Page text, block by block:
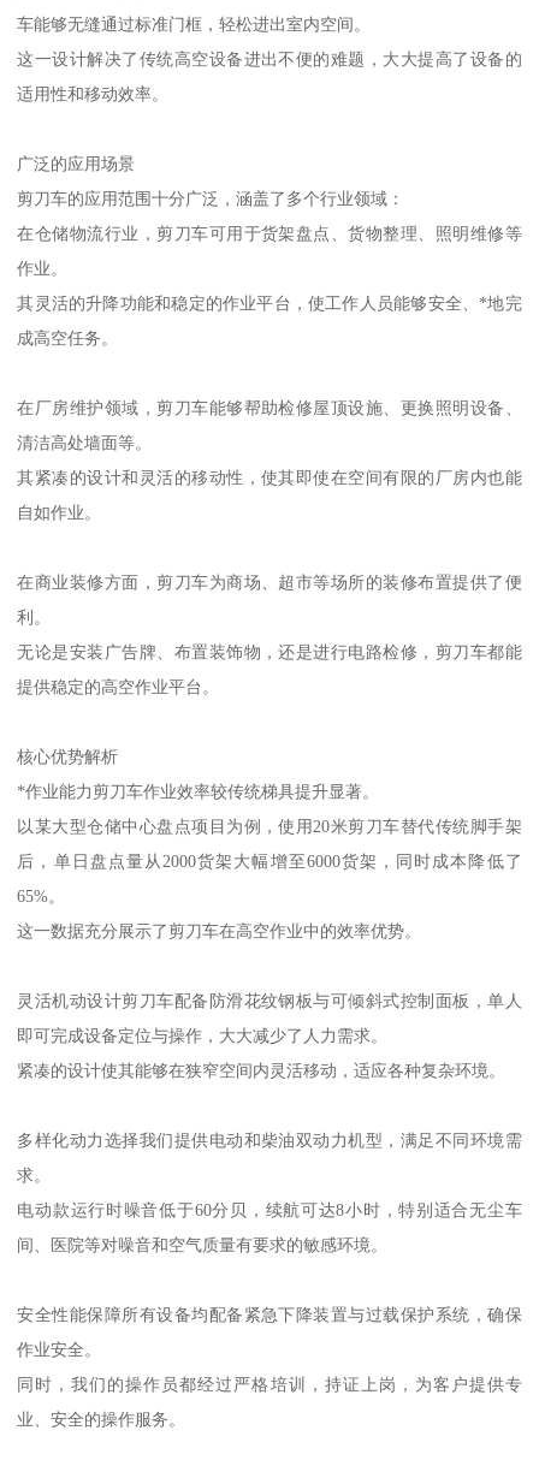
车能够无缝通过标准门框，轻松进出室内空间。
这一设计解决了传统高空设备进出不便的难题，大大提高了设备的
适用性和移动效率。
广泛的应用场景
剪刀车的应用范围十分广泛，涵盖了多个行业领域：
在仓储物流行业，剪刀车可用于货架盘点、货物整理、照明维修等
作业。
其灵活的升降功能和稳定的作业平台，使工作人员能够安全、*地完
成高空任务。
在厂房维护领域，剪刀车能够帮助检修屋顶设施、更换照明设备、
清洁高处墙面等。
其紧凑的设计和灵活的移动性，使其即使在空间有限的厂房内也能
自如作业。
在商业装修方面，剪刀车为商场、超市等场所的装修布置提供了便
利。
无论是安装广告牌、布置装饰物，还是进行电路检修，剪刀车都能
提供稳定的高空作业平台。
核心优势解析
*作业能力剪刀车作业效率较传统梯具提升显著。
以某大型仓储中心盘点项目为例，使用20米剪刀车替代传统脚手架
后，单日盘点量从2000货架大幅增至6000货架，同时成本降低了
65%。
这一数据充分展示了剪刀车在高空作业中的效率优势。
灵活机动设计剪刀车配备防滑花纹钢板与可倾斜式控制面板，单人
即可完成设备定位与操作，大大减少了人力需求。
紧凑的设计使其能够在狭窄空间内灵活移动，适应各种复杂环境。
多样化动力选择我们提供电动和柴油双动力机型，满足不同环境需
求。
电动款运行时噪音低于60分贝，续航可达8小时，特别适合无尘车
间、医院等对噪音和空气质量有要求的敏感环境。
安全性能保障所有设备均配备紧急下降装置与过载保护系统，确保
作业安全。
同时，我们的操作员都经过严格培训，持证上岗，为客户提供专
业、安全的操作服务。